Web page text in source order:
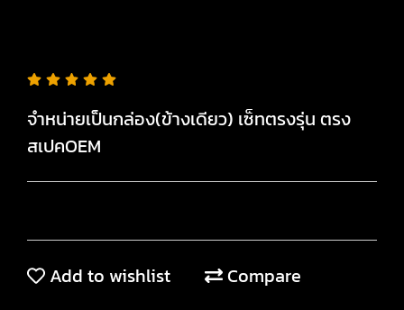
จำหน่ายเป็นกล่อง(ข้างเดียว) เซ็ทตรงรุ่น ตรง
สเปคOEM
Add to wishlist
Compare